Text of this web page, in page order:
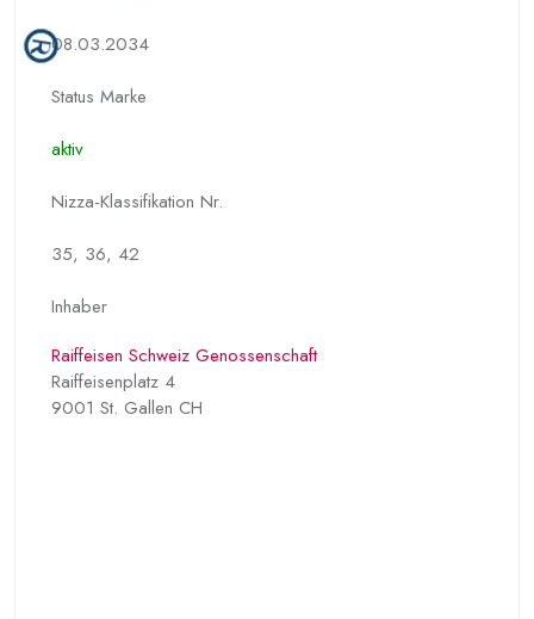
08.03.2034
Status Marke
aktiv
Nizza-Klassifikation Nr.
35, 36, 42
Inhaber
Raiffeisen Schweiz Genossenschaft
Raiffeisenplatz 4
9001 St. Gallen CH